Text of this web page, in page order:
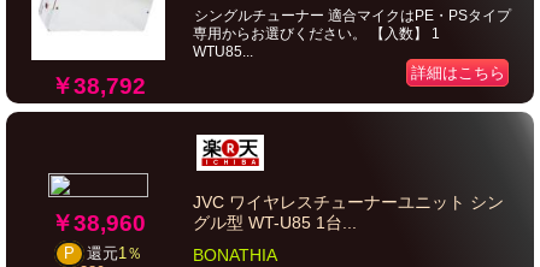
￥38,792
シングルチューナー 適合マイクはPE・PSタイプ
専用からお選びください。 【入数】 1
WTU85...
詳細はこちら
￥38,960
P 還元1％
JVC ワイヤレスチューナーユニット シン
グル型 WT-U85 1台...
BONATHIA